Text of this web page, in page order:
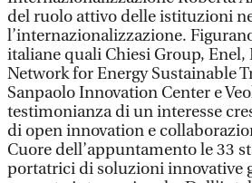
del ruolo attivo delle istituzioni
l’internazionalizzazione.
italiane quali Chiesi Group, Enel,
Network for Energy Sustainable
Sanpaolo Innovation Center e
testimonianza di un interesse
di open innovation e
Cuore dell’appuntamento le 33
portatrici di soluzioni innovative